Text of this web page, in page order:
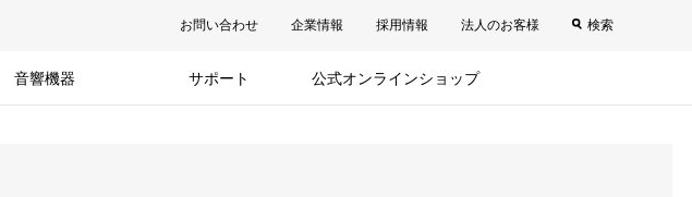
お問い合わせ 企業情報 採用情報 法人のお客様 検索
音響機器 サポート 公式オンラインショップ